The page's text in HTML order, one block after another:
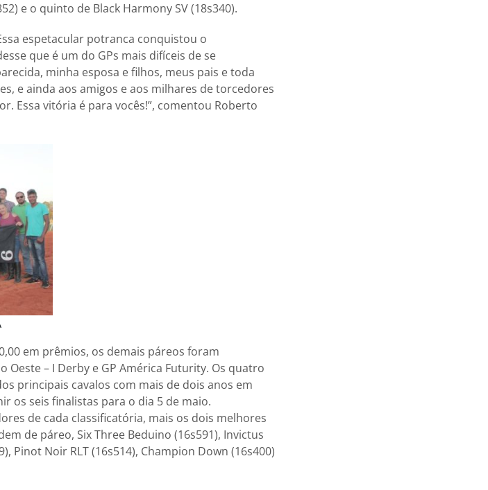
e o quinto de Black Harmony SV (18s340).
espetacular potranca conquistou o
que é um do GPs mais difíceis de se
minha esposa e filhos, meus pais e toda
e ainda aos amigos e aos milhares de torcedores
Essa vitória é para vocês!”, comentou Roberto
em prêmios, os demais páreos foram
– I Derby e GP América Futurity. Os quatro
principais cavalos com mais de dois anos em
os seis finalistas para o dia 5 de maio.
de cada classificatória, mais os dois melhores
de páreo, Six Three Beduino (16s591), Invictus
Pinot Noir RLT (16s514), Champion Down (16s400)